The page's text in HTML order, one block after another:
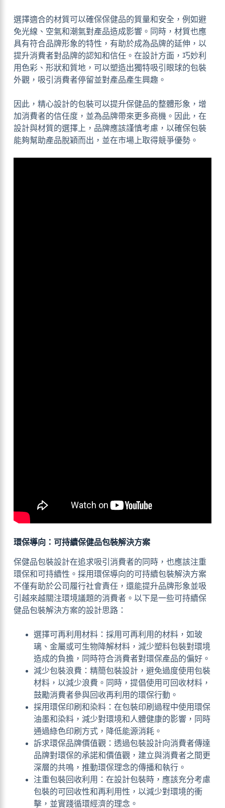
選擇適合的材質可以確保保健品的質量和安全，例如避
免光線、空氣和潮氣對產品造成影響。同時，材質也應
具有符合品牌形象的特性，有助於成為品牌的延伸，以
提升消費者對品牌的認知和信任。在設計方面，巧妙利
用色彩、形狀和質地，可以塑造出獨特吸引眼球的包裝
外觀，吸引消費者停留並對產品產生興趣。
因此，精心設計的包裝可以提升保健品的整體形象，增
加消費者的信任度，並為品牌帶來更多商機。因此，在
設計與材質的選擇上，品牌應該謹慎考慮，以確保包裝
能夠幫助產品脫穎而出，並在市場上取得競爭優勢。
環保導向：可持續保健品包裝解決方案
保健品包裝設計在追求吸引消費者的同時，也應該注重
環保和可持續性。採用環保導向的可持續包裝解決方案
不僅有助於公司履行社會責任，還能提升品牌形象並吸
引越來越關注環境議題的消費者。以下是一些可持續保
健品包裝解決方案的設計思路：
選擇可再利用材料：採用可再利用的材料，如玻
璃、金屬或可生物降解材料，減少塑料包裝對環境
造成的負擔，同時符合消費者對環保產品的偏好。
減少包裝浪費：精簡包裝設計，避免過度使用包裝
材料，以減少浪費。同時，提倡使用可回收材料，
鼓勵消費者參與回收再利用的環保行動。
採用環保印刷和染料：在包裝印刷過程中使用環保
油墨和染料，減少對環境和人體健康的影響，同時
通過綠色印刷方式，降低能源消耗。
訴求環保品牌價值觀：透過包裝設計向消費者傳達
品牌對環保的承諾和價值觀，建立與消費者之間更
深層的共鳴，推動環保理念的傳播和執行。
注重包裝回收利用：在設計包裝時，應該充分考慮
包裝的可回收性和再利用性，以減少對環境的衝
擊，並實踐循環經濟的理念。